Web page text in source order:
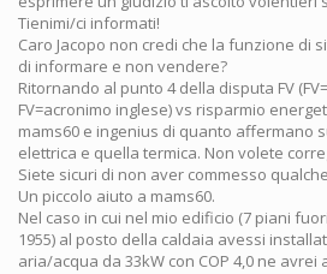
Tienimi/ci informati!
Caro Jacopo non credi che la funzione di
di informare e non vendere?
Ritornando al punto 4 della disputa FV
FV=acronimo inglese) vs risparmio
mams60 e ingenius di quanto affermano
elettrica e quella termica. Non volete
Siete sicuri di non aver commesso
Un piccolo aiuto a mams60.
Nel caso in cui nel mio edificio (7 piani
1955) al posto della caldaia avessi
aria/acqua da 33kW con COP 4,0 ne avrei